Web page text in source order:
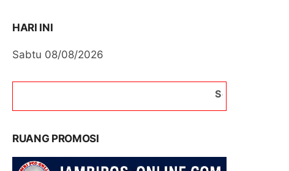
HARI INI
Sabtu 08/08/2026
Selamat Datang di
RUANG PROMOSI